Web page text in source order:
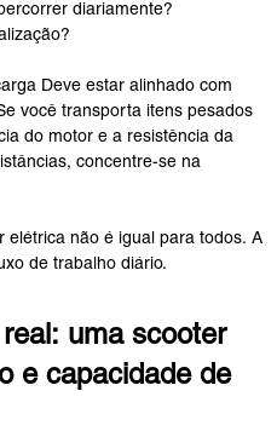
diariamente?
Deve estar alinhado com
você transporta itens pesados
do motor e a resistência da
concentre-se na
elétrica não é igual para todos. A
de trabalho diário.
uma scooter
e capacidade de